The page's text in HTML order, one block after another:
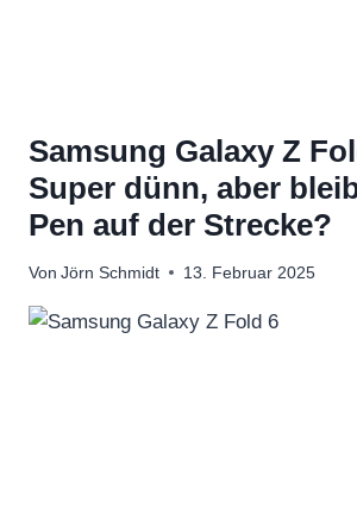
Samsung Galaxy Z
Super dünn, aber
Pen auf der Strecke?
Von Jörn Schmidt 13. Februar 2025